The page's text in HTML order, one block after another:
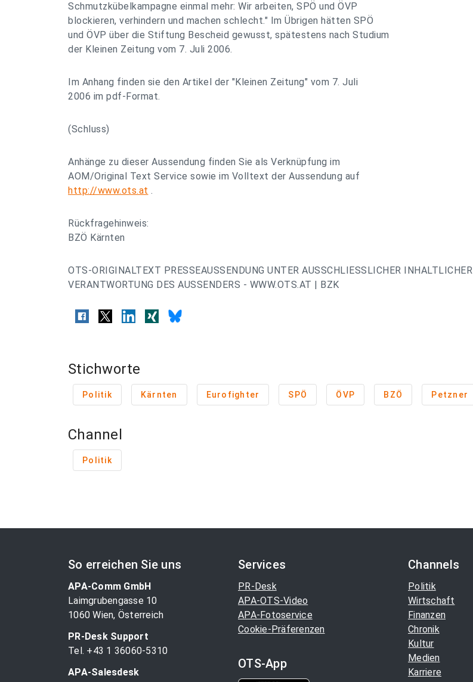
Schmutzkübelkampagne einmal mehr: Wir arbeiten, SPÖ und ÖVP
blockieren, verhindern und machen schlecht." Im Übrigen hätten SPÖ
und ÖVP über die Stiftung Bescheid gewusst, spätestens nach Studium
der Kleinen Zeitung vom 7. Juli 2006.
Im Anhang finden sie den Artikel der "Kleinen Zeitung" vom 7. Juli
2006 im pdf-Format.
(Schluss)
Anhänge zu dieser Aussendung finden Sie als Verknüpfung im
AOM/Original Text Service sowie im Volltext der Aussendung auf
http://www.ots.at .
Rückfragehinweis:
BZÖ Kärnten
OTS-ORIGINALTEXT PRESSEAUSSENDUNG UNTER AUSSCHLIESSLICHER INHALTLICHER
VERANTWORTUNG DES AUSSENDERS - WWW.OTS.AT | BZK
Stichworte
Politik Kärnten Eurofighter SPÖ ÖVP BZÖ Petzner
Channel
Politik
So erreichen Sie uns
APA-Comm GmbH
Laimgrubengasse 10
1060 Wien, Österreich
PR-Desk Support
Tel. +43 1 36060-5310
APA-Salesdesk
Services
PR-Desk
APA-OTS-Video
APA-Fotoservice
Cookie-Präferenzen
OTS-App
Channels
Politik
Wirtschaft
Finanzen
Chronik
Kultur
Medien
Karriere